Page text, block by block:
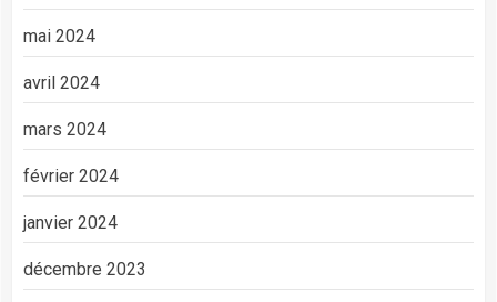
mai 2024
avril 2024
mars 2024
février 2024
janvier 2024
décembre 2023